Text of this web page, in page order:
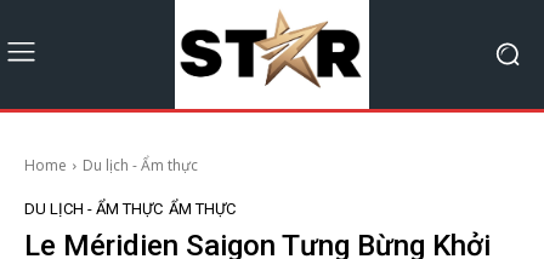
Home Du lịch - Ẩm thực
DU LỊCH - ẨM THỰC ẨM THỰC
Le Méridien Saigon Tưng Bừng Khởi